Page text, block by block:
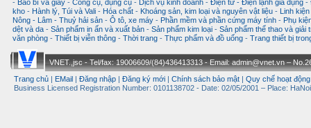
- Bao bì và giấy - Công cụ, dụng cụ - Dịch vụ kinh doanh - Điện tử - Điện lạnh gia dụng -
kho - Hành lý, Túi và Vali - Hóa chất - Khoáng sản, kim loại và nguyên vật liệu -
Linh
Nông - Lâm - Thuỷ hải sản - Ô tô, xe máy - Phần mềm và phần cứng máy tính - Phụ
dệt và da - Sản phẩm in ấn và xuất bản - Sản phẩm kim loại - Sản phẩm thể thao và giải
văn phòng - Thiết bị viễn thông - Thời trang - Thực phẩm và đồ uống - Trang thiết bị
VNET.,jsc - Tel/fax: 19006609/(84)436413313 - Email: admin@vnet.vn –
Trang chủ
EMail Đăng nhập Đăng ký mới Chính sách bảo mật Quy chế hoạt động
Business Licensed Registration Number: 0101138702 - Date: 02/05/2001 – Place: